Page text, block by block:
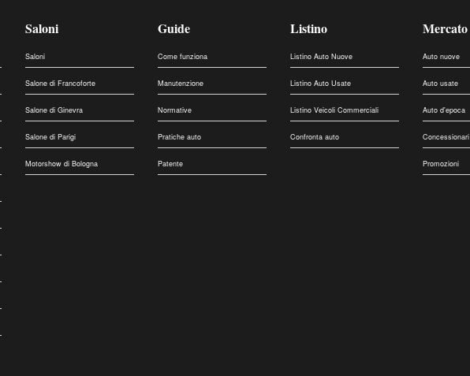
Saloni
Saloni
Salone di Francoforte
Salone di Ginevra
Salone di Parigi
Motorshow di Bologna
Guide
Come funziona
Manutenzione
Normative
Pratiche auto
Patente
Listino
Listino Auto Nuove
Listino Auto Usate
Listino Veicoli Commerciali
Confronta auto
Mercato
Auto nuove
Auto usate
Auto d'epoca
Concessionari
Promozioni